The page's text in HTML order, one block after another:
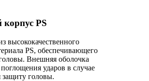
PS
высококачественного
PS, обеспечивающего
Внешняя оболочка
ударов в случае
защиту головы.